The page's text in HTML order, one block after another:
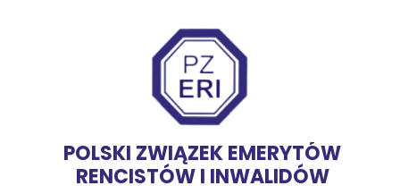
POLSKI ZWIĄZEK EMERYTÓW
RENCISTÓW I INWALIDÓW